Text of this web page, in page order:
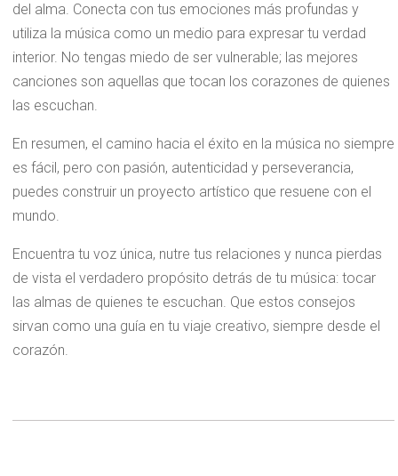
del alma. Conecta con tus emociones más profundas y
utiliza la música como un medio para expresar tu verdad
interior. No tengas miedo de ser vulnerable; las mejores
canciones son aquellas que tocan los corazones de quienes
las escuchan.
En resumen, el camino hacia el éxito en la música no siempre
es fácil, pero con pasión, autenticidad y perseverancia,
puedes construir un proyecto artístico que resuene con el
mundo.
Encuentra tu voz única, nutre tus relaciones y nunca pierdas
de vista el verdadero propósito detrás de tu música: tocar
las almas de quienes te escuchan. Que estos consejos
sirvan como una guía en tu viaje creativo, siempre desde el
corazón.